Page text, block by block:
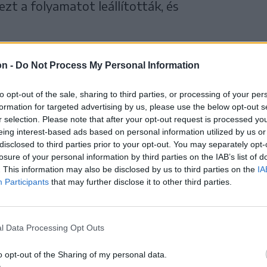
- Do Not Process My Personal Information
opt-out of the sale, sharing to third parties, or processing of your
for targeted advertising by us, please use the below opt-out
selection. Please note that after your opt-out request is processed
interest-based ads based on personal information utilized by us
to third parties prior to your opt-out. You may separately
of your personal information by third parties on the IAB’s list of
This information may also be disclosed by us to third parties on the
Participants that may further disclose it to other third parties.
Data Processing Opt Outs
opt-out of the Sharing of my personal data.
a folyamatot leállították, és
készült, amely
és szabadidős
alkalmas létesítmény
elő.
a községnek, ezt is megtették,
tanulmányok elvégzését. Ugyanakkor a
a szükséges határozatot, ahogy kérték,
a CNI-hez, ahonnan azt az